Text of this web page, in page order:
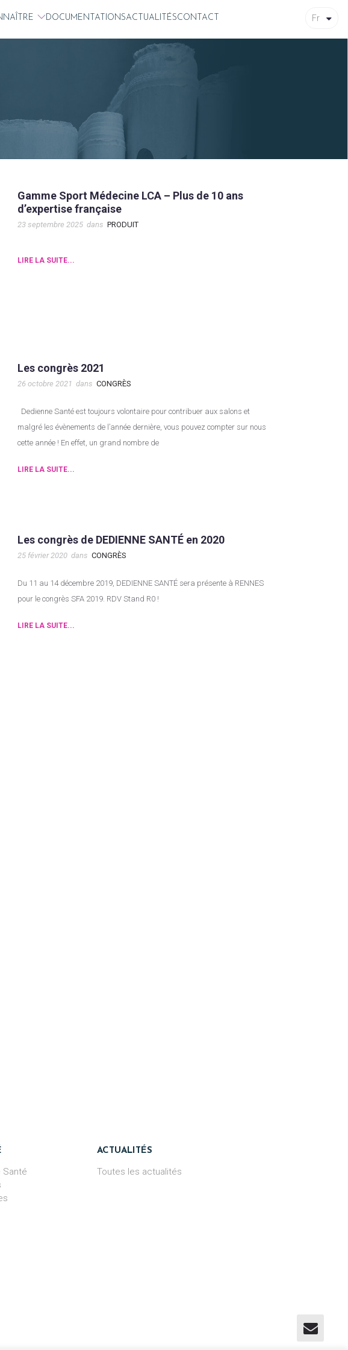
DOCUMENTATIONSACTUALITÉSCONTACT Fr
Gamme Sport Médecine LCA – Plus de 10 ans
d’expertise française
23 septembre 2025 dans PRODUIT
LIRE LA SUITE...
Les congrès 2021
26 octobre 2021 dans CONGRÈS
Dedienne Santé est toujours volontaire pour contribuer aux salons et
malgré les évènements de l’année dernière, vous pouvez compter sur nous
cette année ! En effet, un grand nombre de
LIRE LA SUITE...
Les congrès de DEDIENNE SANTÉ en 2020
25 février 2020 dans CONGRÈS
Du 11 au 14 décembre 2019, DEDIENNE SANTÉ sera présente à RENNES
pour le congrès SFA 2019. RDV Stand R0 !
LIRE LA SUITE...
Santé
ACTUALITÉS
Toutes les actualités